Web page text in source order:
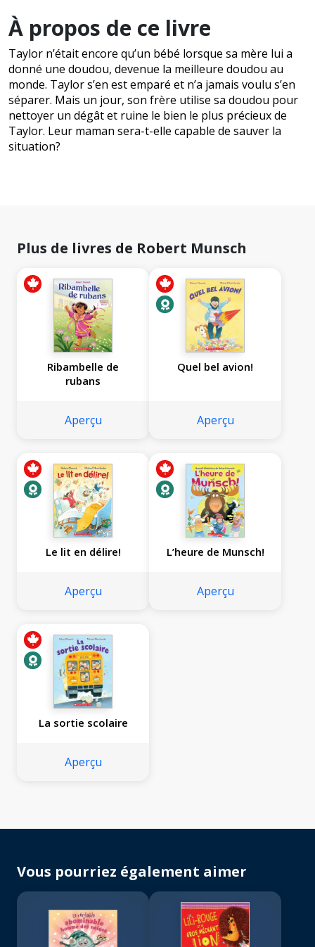
À propos de ce livre
Taylor n’était encore qu’un bébé lorsque sa mère lui a
donné une doudou, devenue la meilleure doudou au
monde. Taylor s’en est emparé et n’a jamais voulu s’en
séparer. Mais un jour, son frère utilise sa doudou pour
nettoyer un dégât et ruine le bien le plus précieux de
Taylor. Leur maman sera-t-elle capable de sauver la
situation?
Plus de livres de Robert Munsch
Ribambelle de
rubans
Aperçu
Quel bel avion!
Aperçu
Le lit en délire!
Aperçu
L’heure de Munsch!
Aperçu
La sortie scolaire
Aperçu
Vous pourriez également aimer